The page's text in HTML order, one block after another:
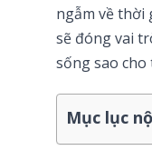
ngẫm về thời
sẽ đóng vai
sống sao
Mục lục